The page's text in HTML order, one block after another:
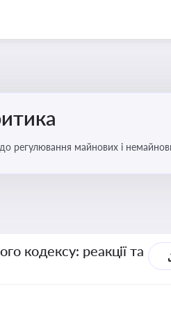
регулювання майнових і
кодексу: реакції та